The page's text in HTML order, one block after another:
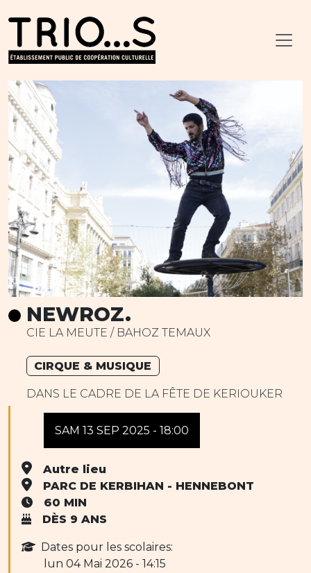
NEWROZ.
CIE LA MEUTE / BAHOZ TEMAUX
CIRQUE & MUSIQUE
DANS LE CADRE DE LA FÊTE DE KERIOUKER
SAM 13 SEP 2025 - 18:00
Autre lieu
PARC DE KERBIHAN - HENNEBONT
60 MIN
DÈS 9 ANS
Dates pour les scolaires:
lun 04 Mai 2026 - 14:15